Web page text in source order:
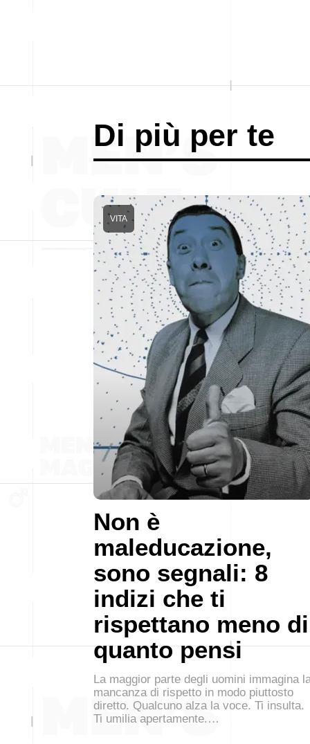
Di più per te
Non è
maleducazione,
sono segnali: 8
indizi che ti
rispettano meno di
quanto pensi
VITA
La maggior parte degli uomini immagina
mancanza di rispetto in modo piuttosto
diretto. Qualcuno alza la voce. Ti insulta.
Ti umilia apertamente.…